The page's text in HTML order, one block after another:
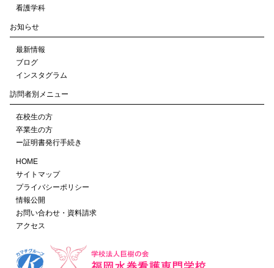
看護学科
お知らせ
最新情報
ブログ
インスタグラム
訪問者別メニュー
在校生の方
卒業生の方
ー証明書発行手続き
HOME
サイトマップ
プライバシーポリシー
情報公開
お問い合わせ・資料請求
アクセス